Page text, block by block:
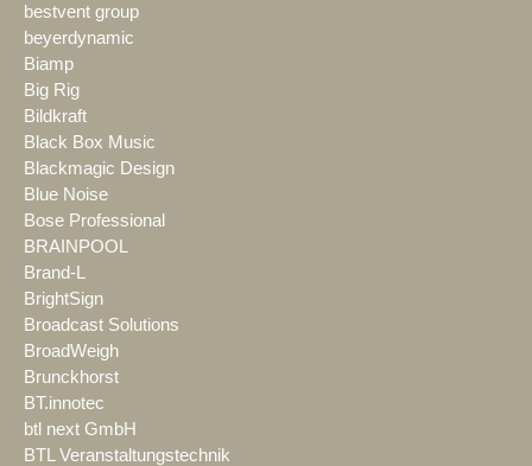
bestvent group
beyerdynamic
Biamp
Big Rig
Bildkraft
Black Box Music
Blackmagic Design
Blue Noise
Bose Professional
BRAINPOOL
Brand-L
BrightSign
Broadcast Solutions
BroadWeigh
Brunckhorst
BT.innotec
btl next GmbH
BTL Veranstaltungstechnik